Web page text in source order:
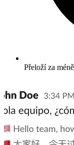
Přeloží za